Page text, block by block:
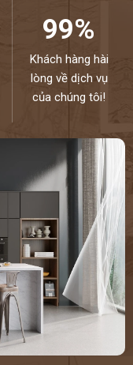
99%
Khách hàng hài
lòng về dịch vụ
của chúng tôi!